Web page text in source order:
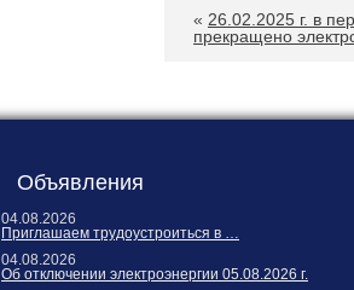
« 26.02.2025 г. в
прекращено
Объявления
04.08.2026
Приглашаем трудоустроиться в …
04.08.2026
Об отключении электроэнергии 05.08.2026 г.